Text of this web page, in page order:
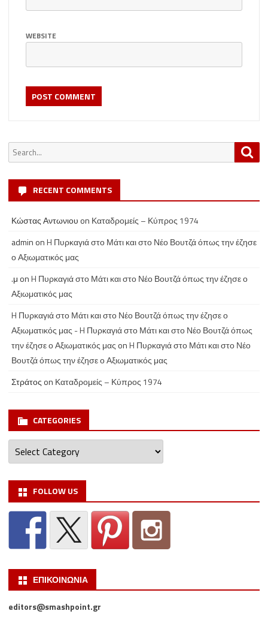
WEBSITE
Search
for:
RECENT COMMENTS
Κώστας Αντωνιου on Καταδρομείς – Κύπρος 1974
admin onH Πυρκαγιά στο Μάτι και στο Νέο Βουτζά όπως την έζησε
ο Αξιωματικός μας
.μ onH Πυρκαγιά στο Μάτι και στο Νέο Βουτζά όπως την έζησε ο
Αξιωματικός μας
H Πυρκαγιά στο Μάτι και στο Νέο Βουτζά όπως την έζησε ο
Αξιωματικός μας - H Πυρκαγιά στο Μάτι και στο Νέο Βουτζά όπως
την έζησε ο Αξιωματικός μας onH Πυρκαγιά στο Μάτι και στο Νέο
Βουτζά όπως την έζησε ο Αξιωματικός μας
Στράτος on Καταδρομείς – Κύπρος 1974
CATEGORIES
Categories
FOLLOW US
ΕΠΙΚΟΙΝΩΝΙΑ
editors@smashpoint.gr